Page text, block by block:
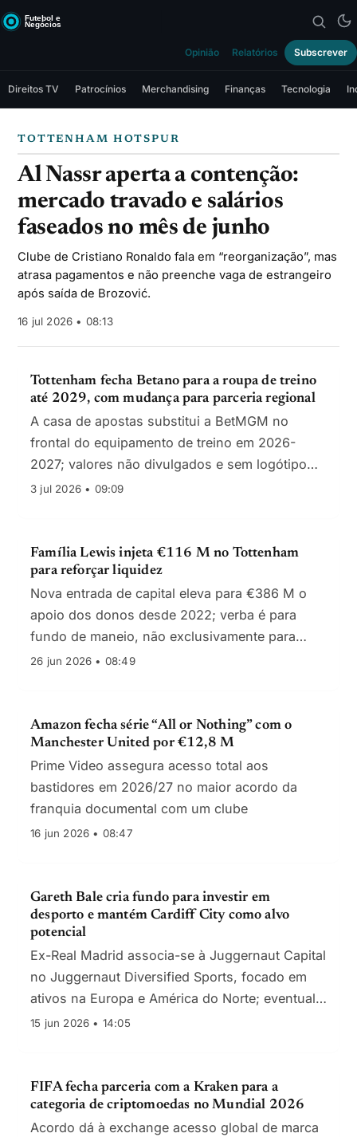
Opinião Relatórios Subscrever
Direitos TV Patrocínios Merchandising Finanças Tecnologia
TOTTENHAM HOTSPUR
Al Nassr aperta a contenção:
mercado travado e salários
faseados no mês de junho
Clube de Cristiano Ronaldo fala em “reorganização”, mas
atrasa pagamentos e não preenche vaga de estrangeiro
após saída de Brozović.
16 jul 2026 • 08:13
Tottenham fecha Betano para a roupa de treino
até 2029, com mudança para parceria regional
A casa de apostas substitui a BetMGM no
frontal do equipamento de treino em 2026-
2027; valores não divulgados e sem logótipo
nas réplicas vendidas ao público.
3 jul 2026 • 09:09
Família Lewis injeta €116 M no Tottenham
para reforçar liquidez
Nova entrada de capital eleva para €386 M o
apoio dos donos desde 2022; verba é para
fundo de maneio, não exclusivamente para
transferências.
26 jun 2026 • 08:49
Amazon fecha série “All or Nothing” com o
Manchester United por €12,8 M
Prime Video assegura acesso total aos
bastidores em 2026/27 no maior acordo da
franquia documental com um clube
16 jun 2026 • 08:47
Gareth Bale cria fundo para investir em
desporto e mantém Cardiff City como alvo
potencial
Ex-Real Madrid associa-se à Juggernaut Capital
no Juggernaut Diversified Sports, focado em
ativos na Europa e América do Norte; eventual
proposta pelo Cardiff poderá ser retomada,
15 jun 2026 • 14:05
FIFA fecha parceria com a Kraken para a
categoria de criptomoedas no Mundial 2026
Acordo dá à exchange acesso global de marca